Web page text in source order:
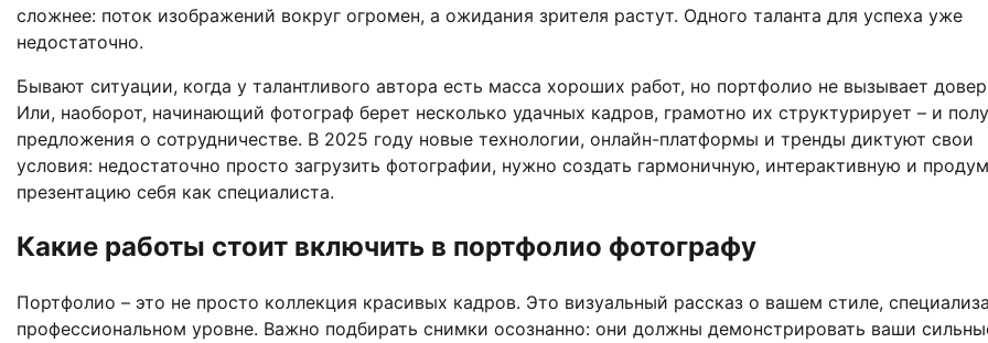
сложнее: поток изображений вокруг огромен, а ожидания зрителя растут. Одного таланта для успеха уже
недостаточно.
Бывают ситуации, когда у талантливого автора есть масса хороших работ, но портфолио не вызывает
Или, наоборот, начинающий фотограф берет несколько удачных кадров, грамотно их структурирует – и
предложения о сотрудничестве. В 2025 году новые технологии, онлайн-платформы и тренды диктуют свои
условия: недостаточно просто загрузить фотографии, нужно создать гармоничную, интерактивную и
презентацию себя как специалиста.
Какие работы стоит включить в портфолио фотографу
Портфолио – это не просто коллекция красивых кадров. Это визуальный рассказ о вашем стиле,
профессиональном уровне. Важно подбирать снимки осознанно: они должны демонстрировать ваши